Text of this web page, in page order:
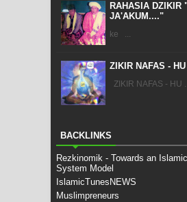
RAHASIA DZIKIR
JA'AKUM...."
ke ...
ZIKIR NAFAS -
ZIKIR NAFAS - HU ...
BACKLINKS
Rezkinomik - Towards an
System Model
IslamicTunesNEWS
Muslimpreneurs